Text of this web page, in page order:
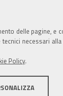
delle pagine, e
necessari
Policy
Sede
Corso XI